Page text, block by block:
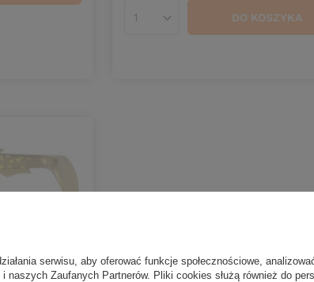
Ilość produktów DO KOSZYKA
Paddle
serwisu, aby oferować funkcje społecznościowe,
naszych Zaufanych Partnerów. Pliki cookies służą również do